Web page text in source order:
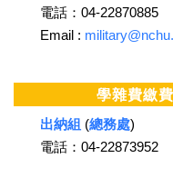
電話：04-22870885
Email :
學雜費繳
出納組 (總務處)
電話：04-22873952